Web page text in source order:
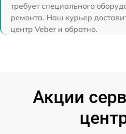
требует специального
ремонта. Наш курьер
центр Veber и обратно.
Акции